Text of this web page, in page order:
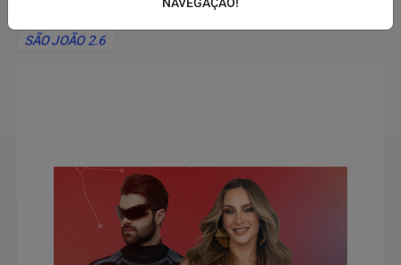
SÃO JOÃO 2.6
NAVEGAÇÃO!